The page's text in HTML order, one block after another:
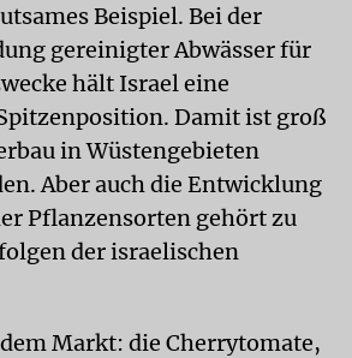
Beispiel. Bei der
gereinigter Abwässer für
hält Israel eine
Damit ist groß
in Wüstengebieten
Aber auch die Entwicklung
Pflanzensorten gehört zu
der israelischen
Markt: die Cherrytomate,